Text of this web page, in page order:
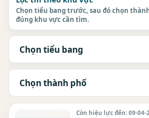
Chọn tiểu bang trước, sau đó chọn
đúng khu vực cần tìm.
Còn hiệu lực đến: 09-04-